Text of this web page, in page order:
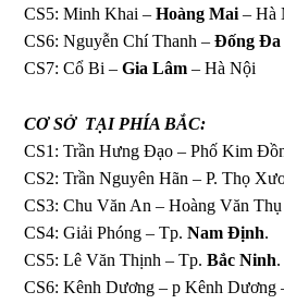
CS5: Minh Khai –Hoàng Mai – Hà
CS6: Nguyễn Chí Thanh –Đống Đa
CS7: Cổ Bi –Gia Lâm – Hà Nội
CƠ SỞ TẠI PHÍA BẮC:
CS1: Trần Hưng Đạo – Phố Kim
CS2: Trần Nguyên Hãn – P. Thọ
CS3: Chu Văn An – Hoàng Văn
CS4: Giải Phóng – Tp.Nam Định.
CS5: Lê Văn Thịnh – Tp.Bắc Ninh.
CS6: Kênh Dương – p Kênh